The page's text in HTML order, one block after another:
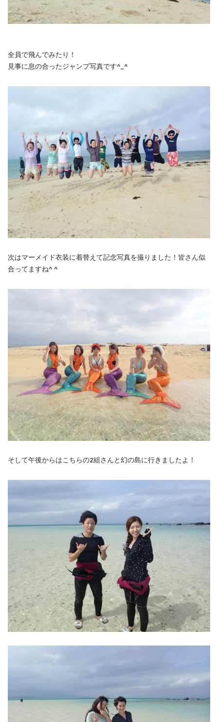
全員で飛んでみたり！
見事に息の合ったジャンプ写真です^_^
次はマーメイド衣装に着替えて記念写真を撮りました！皆さん似
合ってますね^ ^
そして午後からはこちらの2組さんと幻の島に行きましたよ！